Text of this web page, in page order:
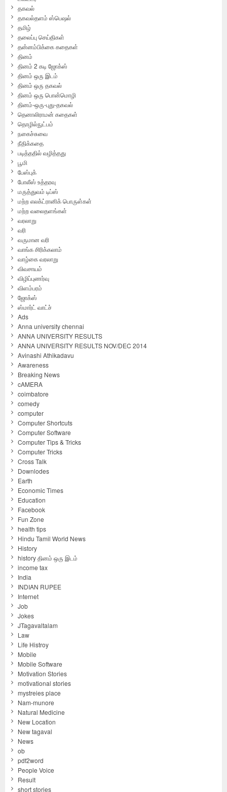
தகவல்
தகவல்தளம் ஸ்பெஷல்
தமிழ்
தலைப்பு செய்திகள்
தன்னம்பிக்கை கதைகள்
தினம்
தினம் 2 கடி ஜோக்ஸ்
தினம் ஒரு இடம்
தினம் ஒரு தகவல்
தினம் ஒரு பொன்மொழி
தினம்-ஒரு-புது-தகவல்
தெனாலிராமன் கதைகள்
தொழில்நுட்பம்
நகைச்சுவை
நீதிக்கதை
படித்ததில் வழித்தது
பூமி
பேஸ்புக்
போலீஸ் உத்தரவு
மருத்துவம் டிப்ஸ்
மற்ற எலக்ட்ரானிக் பொருள்கள்
மற்ற வலைதளங்கள்
வரலாறு
வரி
வருமான வரி
வாங்க சிரிக்கலாம்
வாழ்கை வரலாறு
விவசாயம்
விழிப்புணர்வு
விளம்பரம்
ஜோக்ஸ்
ஸ்மார்ட் வாட்ச்
Ads
Anna university chennai
ANNA UNIVERSITY RESULTS
ANNA UNIVERSITY RESULTS NOV/DEC 2014
Avinashi Athikadavu
Awareness
Breaking News
cAMERA
coimbatore
comedy
computer
Computer Shortcuts
Computer Software
Computer Tips & Tricks
Computer Tricks
Cross Talk
Downlodes
Earth
Economic Times
Education
Facebook
Fun Zone
health tips
Hindu Tamil World News
History
history தினம் ஒரு இடம்
income tax
India
INDIAN RUPEE
Internet
Job
Jokes
JTagavaltalam
Law
Life Histroy
Mobile
Mobile Software
Motivation Stories
motivational stories
mystreies place
Nam-munore
Natural Medicine
New Location
New tagaval
News
ob
pdf2word
People Voice
Result
short stories